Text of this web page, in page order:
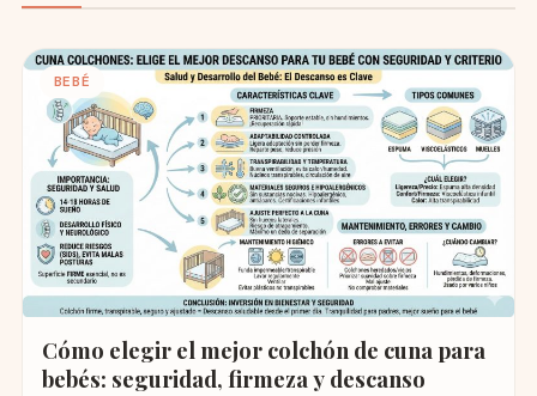
BEBÉ
Cómo elegir el mejor colchón de cuna para
bebés: seguridad, firmeza y descanso